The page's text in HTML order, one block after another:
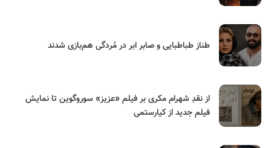
طناز طباطبایی و صابر ابر در مُردگی هم‌بازی شدند
از نقدِ شهرام مکری بر فیلم «عزیز» سوروگوین تا نمایش
فیلم جدید از کیارستمی